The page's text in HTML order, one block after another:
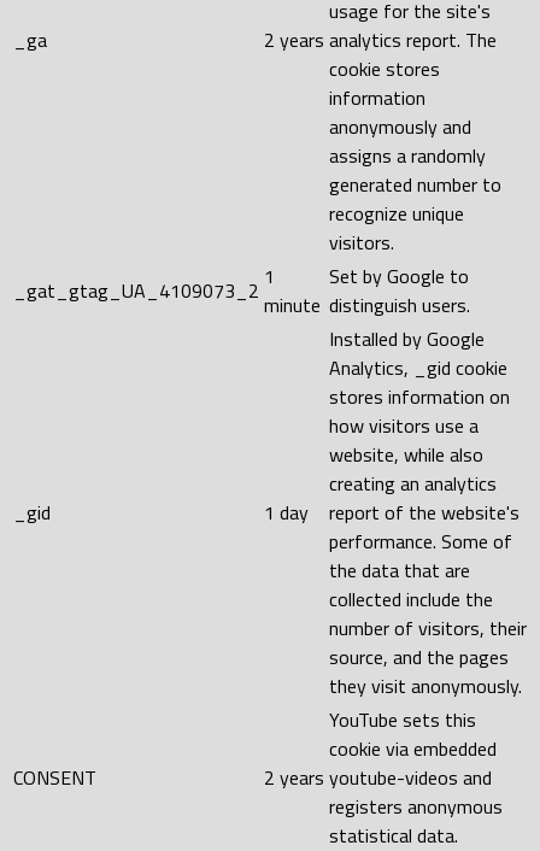
_ga 2 years
usage for the site's
analytics report. The
cookie stores
information
anonymously and
assigns a randomly
generated number to
recognize unique
visitors.
_gat_gtag_UA_4109073_2 1
minute
Set by Google to
distinguish users.
_gid 1 day
Installed by Google
Analytics, _gid cookie
stores information on
how visitors use a
website, while also
creating an analytics
report of the website's
performance. Some of
the data that are
collected include the
number of visitors, their
source, and the pages
they visit anonymously.
CONSENT 2 years
YouTube sets this
cookie via embedded
youtube-videos and
registers anonymous
statistical data.